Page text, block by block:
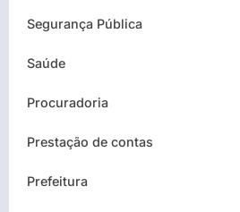
Segurança Pública
Saúde
Procuradoria
Prestação de contas
Prefeitura